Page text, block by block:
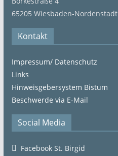
65205 Wiesbaden-Nordenstadt
Kontakt
Impressum/ Datenschutz
Links
Hinweisgebersystem Bistum
Beschwerde via E-Mail
Social Media
Facebook St. Birgid